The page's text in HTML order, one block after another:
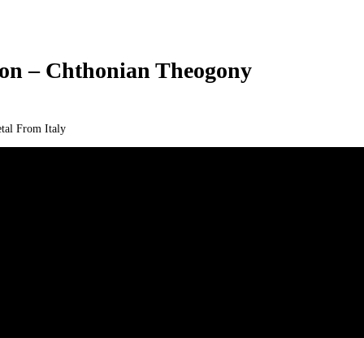
– Chthonian Theogony
From Italy